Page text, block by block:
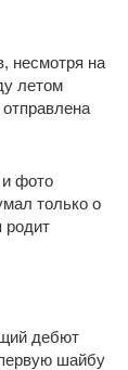
несмотря на
летом
фото
только о
родит
дебют
шайбу